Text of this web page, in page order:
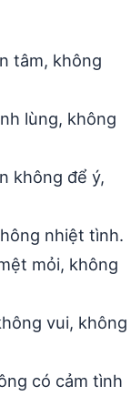
tâm, không
lùng, không
không để ý,
nhiệt tình.
mỏi, không
vui, không
có cảm tình